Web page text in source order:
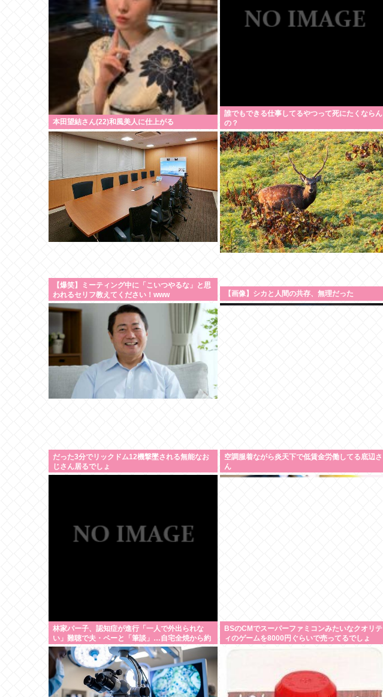
本田望結さん(22)和風美人に仕上がる
誰でもできる仕事してるやつって死にたくならん
の？
【爆笑】ミーティング中に「こいつやるな」と思
われるセリフ教えてください！www
【画像】シカと人間の共存、無理だった
だった3分でリックドム12機撃墜される無能なお
じさん居るでしょ
空調服着ながら炎天下で低賃金労働してる底辺さ
ん
林家パー子、認知症が進行「一人で外出られな
い」難聴で夫・ペーと「筆談」…自宅全焼から約
1年
BSのCMでスーパーファミコンみたいなクオリテ
ィのゲームを8000円ぐらいで売ってるでしょ